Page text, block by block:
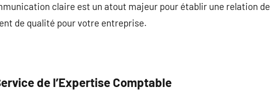
claire est un atout majeur pour établir une relation de
de qualité pour votre entreprise.
de l’Expertise Comptable